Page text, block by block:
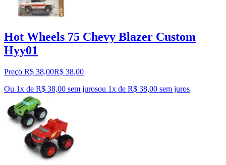
Hot Wheels 75 Chevy Blazer Custom
Hyy01
Preço R$ 38,00R$ 38,00
Ou 1x de R$ 38,00 sem jurosou 1x de R$ 38,00 sem juros